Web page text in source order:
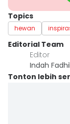
Topics
hewan
Editorial Team
Editor
Indah
Tonton lebih